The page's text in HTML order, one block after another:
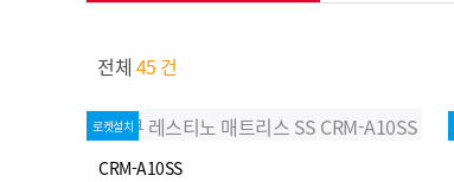
전체 45 건
로켓설치
CRM-A10SS